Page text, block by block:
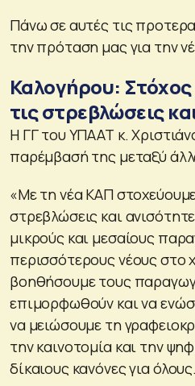
Πάνω σε αυτές τις
την πρόταση μας για την
Καλογήρου:
τις στρεβλώσεις
Η ΓΓ του ΥΠΑΑΤ κ.
παρέμβασή της μεταξύ
«Με τη νέα ΚΑΠ
στρεβλώσεις και
μικρούς και μεσαίους
περισσότερους νέους στο
βοηθήσουμε τους
επιμορφωθούν και να
να μειώσουμε τη
την καινοτομία και την
δίκαιους κανόνες για όλους.